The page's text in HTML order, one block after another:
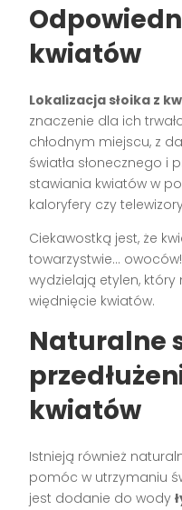
kwiatów
Lokalizacja słoika z
znaczenie dla ich
chłodnym miejscu, z
światła słonecznego i
stawiania kwiatów w
kaloryfery czy
Ciekawostką jest, że
towarzystwie…
wydzielają etylen,
więdnięcie kwiatów.
Naturalne
kwiatów
Istnieją również
pomóc w utrzymaniu
jest dodanie do wody